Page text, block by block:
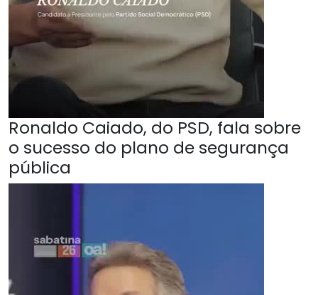
Ronaldo Caiado, do PSD, fala sobre
o sucesso do plano de segurança
pública